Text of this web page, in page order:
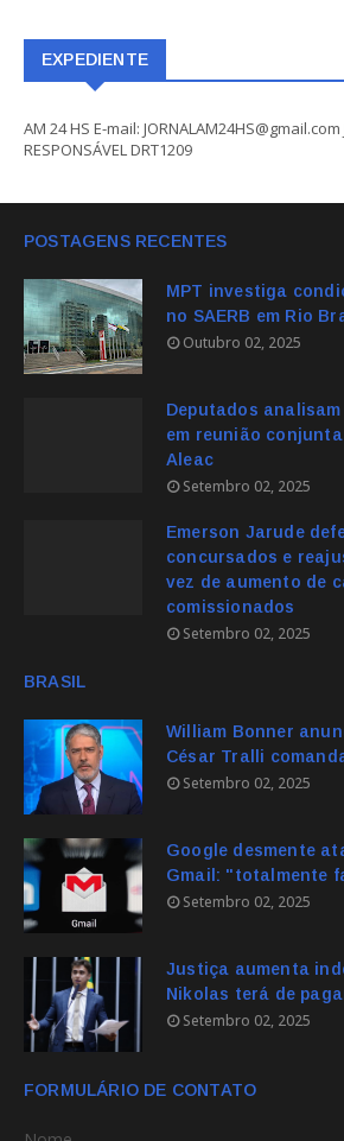
EXPEDIENTE
AM 24 HS E-mail: JORNALAM24HS@gmail.com
RESPONSÁVEL DRT1209
POSTAGENS RECENTES
MPT investiga
no SAERB em Rio
Outubro 02, 2025
Deputados
em reunião
Aleac
Setembro 02, 2025
Emerson Jarude
concursados e
vez de aumento de
comissionados
Setembro 02, 2025
BRASIL
William Bonner
César Tralli
Setembro 02, 2025
Google desmente
Gmail: "totalmente
Setembro 02, 2025
Justiça aumenta
Nikolas terá de
Setembro 02, 2025
FORMULÁRIO DE CONTATO